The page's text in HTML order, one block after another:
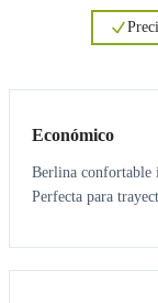
Económico
Berlina confortable
Perfecta para
3 3